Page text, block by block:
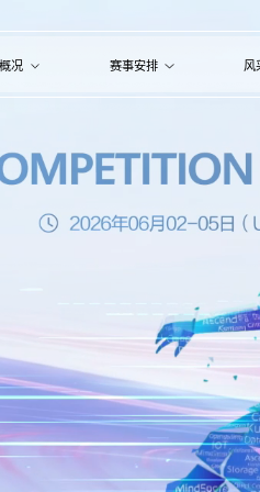
况 赛事安排 风